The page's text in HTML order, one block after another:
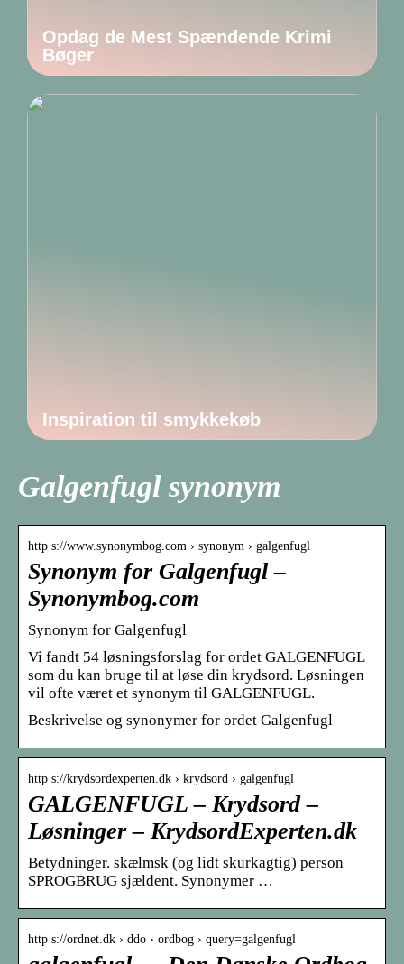
Opdag de Mest Spændende Krimi
Bøger
Inspiration til smykkekøb
Galgenfugl synonym
http s://www.synonymbog.com › synonym › galgenfugl
Synonym for Galgenfugl –
Synonymbog.com
Synonym for Galgenfugl
Vi fandt 54 løsningsforslag for ordet GALGENFUGL
som du kan bruge til at løse din krydsord. Løsningen
vil ofte været et synonym til GALGENFUGL.
Beskrivelse og synonymer for ordet Galgenfugl
http s://krydsordexperten.dk › krydsord › galgenfugl
GALGENFUGL – Krydsord –
Løsninger – KrydsordExperten.dk
Betydninger. skælmsk (og lidt skurkagtig) person
SPROGBRUG sjældent. Synonymer …
http s://ordnet.dk › ddo › ordbog › query=galgenfugl